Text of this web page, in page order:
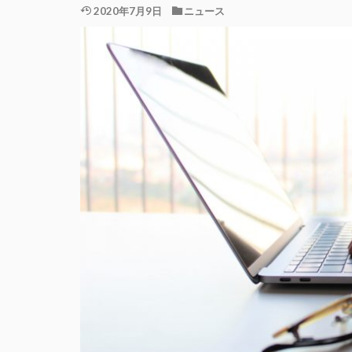
2020年7月9日 ニュース